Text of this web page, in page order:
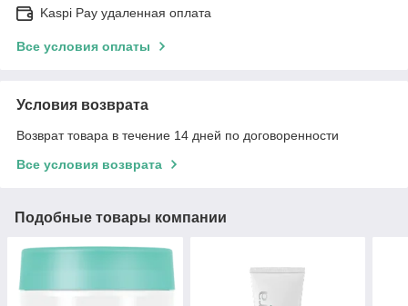
Kaspi Pay удаленная оплата
Все условия оплаты
Условия возврата
Возврат товара в течение 14 дней по договоренности
Все условия возврата
Подобные товары компании